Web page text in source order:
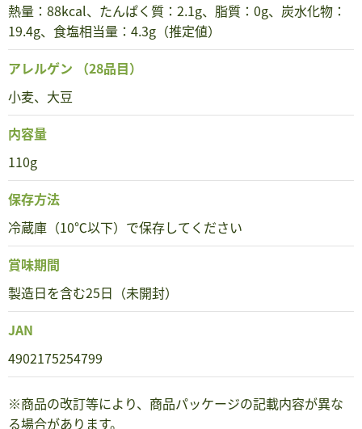
熱量：88kcal、たんぱく質：2.1g、脂質：0g、炭水化物：
19.4g、食塩相当量：4.3g（推定値）
アレルゲン （28品目）
小麦、大豆
内容量
110g
保存方法
冷蔵庫（10℃以下）で保存してください
賞味期間
製造日を含む25日（未開封）
JAN
4902175254799
※商品の改訂等により、商品パッケージの記載内容が異な
る場合があります。